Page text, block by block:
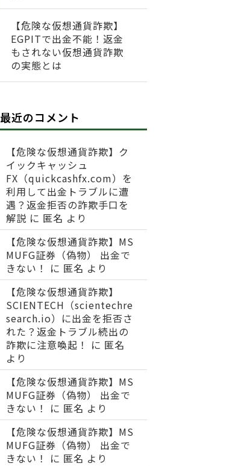
【危険な仮想通貨詐欺】
EGPITで出金不能！返金
もされない仮想通貨詐欺
の実態とは
最近のコメント
【危険な仮想通貨詐欺】ク
イックキャッシュ
FX（quickcashfx.com）を
利用して出金トラブルに遭
遇？返金拒否の詐欺手口を
解説 に 匿名 より
【危険な仮想通貨詐欺】MS
MUFG証券（偽物） 出金で
きない！
に 匿名 より
【危険な仮想通貨詐欺】
SCIENTECH（scientechre
search.io）に出金を拒否さ
れた？返金トラブル続出の
詐欺に注意喚起！
に 匿名
より
【危険な仮想通貨詐欺】MS
MUFG証券（偽物） 出金で
きない！
に 匿名 より
【危険な仮想通貨詐欺】MS
MUFG証券（偽物） 出金で
きない！
に 匿名 より